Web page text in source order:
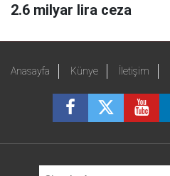
2.6 milyar lira ceza
Anasayfa Künye İletişim